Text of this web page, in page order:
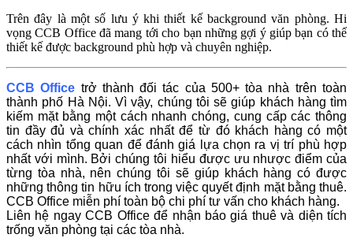
Trên đây là một số lưu ý khi thiết kế background văn phòng. Hi
vọng CCB Office đã mang tới cho bạn những gợi ý giúp bạn có thể
thiết kế được background phù hợp và chuyên nghiệp.
CCB Office trở thành đối tác của 500+ tòa nhà trên toàn
thành phố Hà Nội. Vì vậy, chúng tôi sẽ giúp khách hàng tìm
kiếm mặt bằng một cách nhanh chóng, cung cấp các thông
tin đầy đủ và chính xác nhất để từ đó khách hàng có một
cách nhìn tổng quan để đánh giá lựa chọn ra vị trí phù hợp
nhất với mình. Bởi chúng tôi hiểu được ưu nhược điểm của
từng tòa nhà, nên chúng tôi sẽ giúp khách hàng có được
những thông tin hữu ích trong việc quyết định mặt bằng thuê.
CCB Office miễn phí toàn bộ chi phí tư vấn cho khách hàng.
Liên hệ ngay CCB Office để nhận báo giá thuê và diện tích
trống văn phòng tại các tòa nhà.